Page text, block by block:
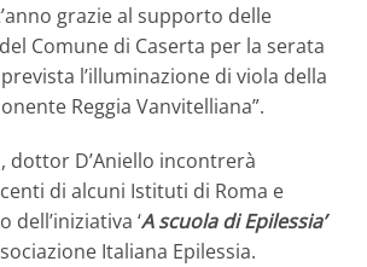
grazie al supporto delle
Comune di Caserta per la serata
l’illuminazione di viola della
Reggia Vanvitelliana”.
dottor D’Aniello incontrerà
di alcuni Istituti di Roma e
dell’iniziativa ‘A scuola di Epilessia’
Italiana Epilessia.